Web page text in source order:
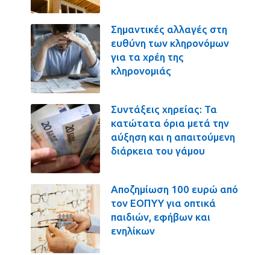
Σημαντικές αλλαγές στη
ευθύνη των κληρονόμων
για τα χρέη της
κληρονομιάς
Συντάξεις χηρείας: Τα
κατώτατα όρια μετά την
αύξηση και η απαιτούμενη
διάρκεια του γάμου
Αποζημίωση 100 ευρώ από
τον ΕΟΠΥΥ για οπτικά
παιδιών, εφήβων και
ενηλίκων